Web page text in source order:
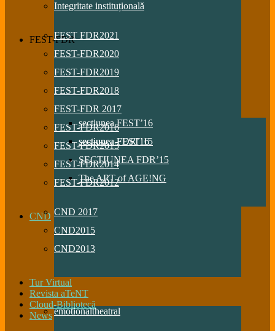
Integritate instituțională
FEST-FDRFEST FDR2021
FEST-FDR2020
FEST-FDR2019
FEST-FDR2018
FEST-FDR 2017
FEST-FDR2016
sectiunea FEST’16
sectiunea FDR’16
FEST-FDR2015
sectiunea FEST’15
SECTIUNEA FDR’15
The ART of AGE!NG
FEST-FDR2014
FEST-FDR2012
CND CND 2017
CND2015
CND2013
Tur Virtual
Revista aTeNT
Cloud-Bibliotecă
Newsemotionaltheatral